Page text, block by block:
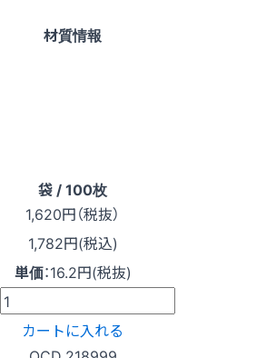
材質情報
袋 / 100枚
1,620円（税抜）
1,782円(税込)
単価：16.2円(税抜)
カートに入れる